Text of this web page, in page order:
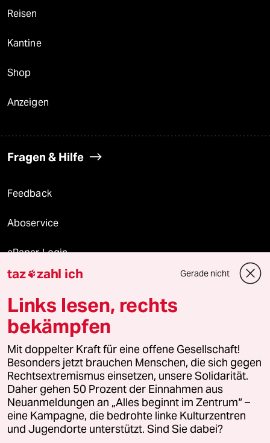
Reisen
Kantine
Shop
Anzeigen
Fragen & Hilfe
Feedback
Aboservice
ePaper Login
Downloads für Abonnierende
© 2026 taz Verlags und Vertriebs GmbH
Alle Rechte vorbehalten. Bei rechtlichen Fragen oder für Genehmigungen
wenden Sie sich bitte an
lizenzen@taz.de
Feedback Redaktionsstatut Kommune-Richtlinien
Leitlinie Informant Datenschutz Impressum AGB
taz zahl ich Gerade nicht
Links lesen, rechts
bekämpfen
Mit doppelter Kraft für eine offene Gesellschaft!
Besonders jetzt brauchen Menschen, die sich gegen
Rechtsextremismus einsetzen, unsere Solidarität.
Daher gehen 50 Prozent der Einnahmen aus
Neuanmeldungen an „Alles beginnt im Zentrum“ –
eine Kampagne, die bedrohte linke Kulturzentren
und Jugendorte unterstützt. Sind Sie dabei?